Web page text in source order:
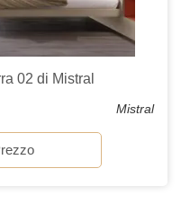
02 di Mistral
Mistral